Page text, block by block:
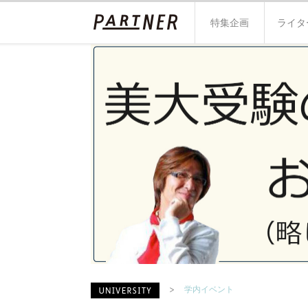
特集企画 ライタ
学内イベント